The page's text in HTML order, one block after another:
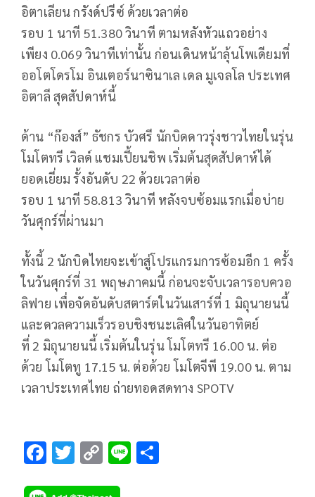
อิตาเลียน กรังด์ปรีซ์ ด้วยเวลาต่อ
รอบ 1 นาที 51.380วินาที ตามหลังหัวแถวอย่าง
เพียง 0.069 วินาทีเท่านั้น ก่อนเดินหน้าลุ้นโพเดียมที่
ออโตโดรโม อินเตอร์นาซินาเล เดล มูเจลโล ประเทศ
อิตาลี สุดสัปดาห์นี้
ด้าน “ก๊องส์” ธัชกร บัวศรี นักบิดดาวรุ่งชาวไทยในรุ่น
โมโตทรี เวิลด์ แชมเปี้ยนชิพ เริ่มต้นสุดสัปดาห์ได้
ยอดเยี่ยม รั้งอันดับ 22 ด้วยเวลาต่อ
รอบ 1 นาที 58.813 วินาที หลังจบซ้อมแรกเมื่อบ่าย
วันศุกร์ที่ผ่านมา
ทั้งนี้ 2 นักบิดไทยจะเข้าสู่โปรแกรมการซ้อมอีก 1 ครั้ง
ในวันศุกร์ที่ 31 พฤษภาคมนี้ ก่อนจะจับเวลารอบควอ
ลิฟาย เพื่อจัดอันดับสตาร์ตในวันเสาร์ที่ 1 มิถุนายนนี้
และดวลความเร็วรอบชิงชนะเลิศในวันอาทิตย์
ที่ 2 มิถุนายนนี้ เริ่มต้นในรุ่น โมโตทรี 16.00 น. ต่อ
ด้วย โมโตทู 17.15 น. ต่อด้วย โมโตจีพี 19.00น. ตาม
เวลาประเทศไทย ถ่ายทอดสดทาง SPOTV
F T C Li